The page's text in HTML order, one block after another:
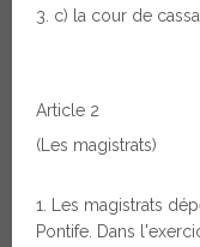
c) la cour de
Article 2
(Les magistrats)
Les magistrats
Pontife. Dans